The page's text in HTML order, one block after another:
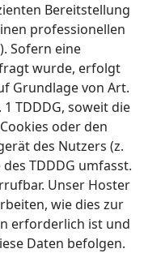
Bereitstellung
professionellen
Sofern eine
wurde, erfolgt
Grundlage von Art.
1 TDDDG, soweit die
oder den
des Nutzers (z.
TDDDG umfasst.
Unser Hoster
wie dies zur
erforderlich ist und
Daten befolgen.